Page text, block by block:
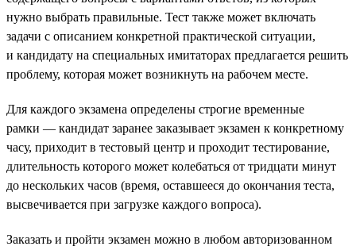
нужно выбрать правильные. Тест также может включать
задачи с описанием конкретной практической ситуации,
и кандидату на специальных имитаторах предлагается решить
проблему, которая может возникнуть на рабочем месте.
Для каждого экзамена определены строгие временные
рамки — кандидат заранее заказывает экзамен к конкретному
часу, приходит в тестовый центр и проходит тестирование,
длительность которого может колебаться от тридцати минут
до нескольких часов (время, оставшееся до окончания теста,
высвечивается при загрузке каждого вопроса).
Заказать и пройти экзамен можно в любом авторизованном